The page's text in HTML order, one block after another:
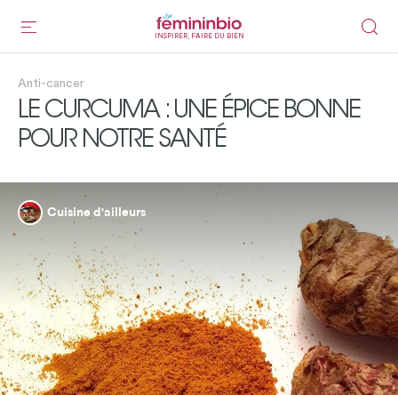
INSPIRER, FAIRE DU BIEN
Anti-cancer
LE CURCUMA : UNE ÉPICE BONNE
POUR NOTRE SANTÉ
Cuisine d'ailleurs